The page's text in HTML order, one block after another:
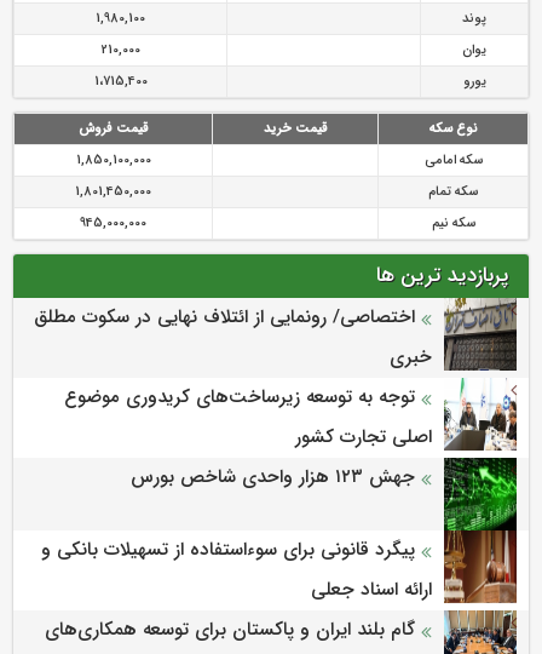
پوند
1,980,100
یوان
210,000
یورو
1،715,400
نوع سکه قیمت خرید
قیمت فروش
سکه امامی
1,850,100,000
سکه تمام
1,801,450,000
سکه نیم
945,000,000
پربازدید ترین ها
اختصاصی/ رونمایی از ائتلاف‌ نهایی در سکوت مطلق
خبری
توجه به توسعه زیرساخت‌های کریدوری موضوع
اصلی تجارت کشور
جهش ۱۲۳ هزار واحدی شاخص بورس
پیگرد قانونی برای سوءاستفاده از تسهیلات بانکی و
ارائه اسناد جعلی
گام بلند ایران و پاکستان برای توسعه همکاری‌های